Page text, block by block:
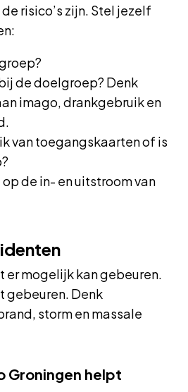
risico’s zijn. Stel jezelf
de doelgroep? Denk
imago, drankgebruik en
van toegangskaarten of is
de in- en uitstroom van
er mogelijk kan gebeuren.
gebeuren. Denk
storm en massale
Groningen helpt